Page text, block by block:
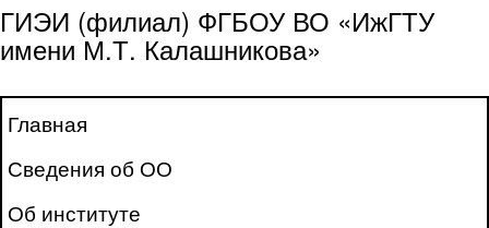
ГИЭИ (филиал) ФГБОУ ВО «ИжГТУ
имени М.Т. Калашникова»
Главная
Сведения об ОО
Об институте